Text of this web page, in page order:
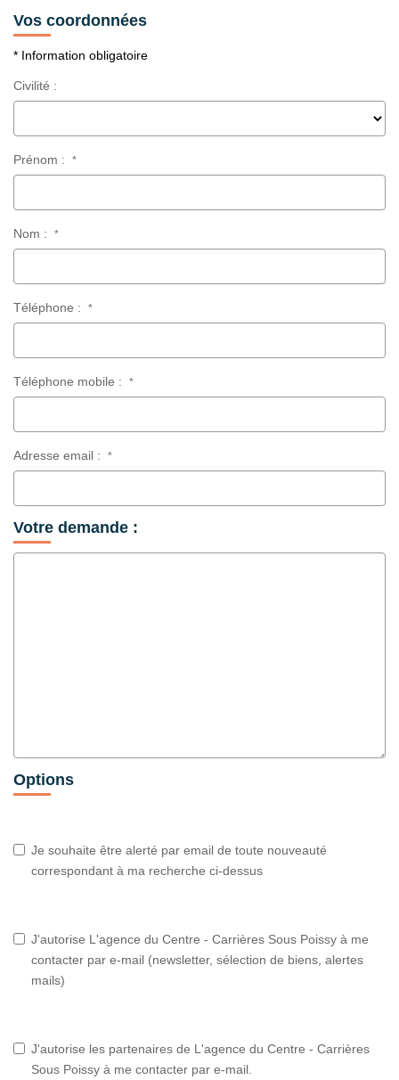
Vos coordonnées
* Information obligatoire
Civilité :
Prénom : *
Nom : *
Téléphone : *
Téléphone mobile : *
Adresse email : *
Votre demande :
Options
Je souhaite être alerté par email de toute nouveauté
correspondant à ma recherche ci-dessus
J'autorise L'agence du Centre - Carrières Sous Poissy à me
contacter par e-mail (newsletter, sélection de biens, alertes
mails)
J'autorise les partenaires de L'agence du Centre - Carrières
Sous Poissy à me contacter par e-mail.